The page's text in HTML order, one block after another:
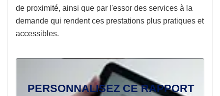
de proximité, ainsi que par l'essor des services à la
demande qui rendent ces prestations plus pratiques et
accessibles.
PERSONNALISEZ CE RAPPORT